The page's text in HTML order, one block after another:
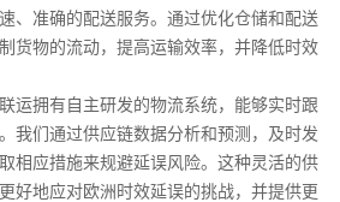
、准确的配送服务。通过优化仓储和配送
货物的流动，提高运输效率，并降低时效
运拥有自主研发的物流系统，能够实时跟
我们通过供应链数据分析和预测，及时发
相应措施来规避延误风险。这种灵活的供
好地应对欧洲时效延误的挑战，并提供更